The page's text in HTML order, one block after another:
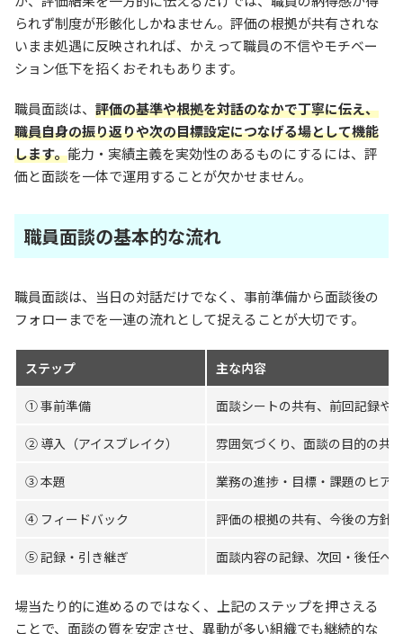
られず制度が形骸化しかねません。評価の根拠が共有されな
いまま処遇に反映されれば、かえって職員の不信やモチベー
ション低下を招くおそれもあります。
職員面談は、 評価の基準や根拠を対話のなかで丁寧に伝え、
職員自身の振り返りや次の目標設定につなげる場として機能
します。能力・実績主義を実効性のあるものにするには、評
価と面談を一体で運用することが欠かせません。
職員面談の基本的な流れ
職員面談は、当日の対話だけでなく、事前準備から面談後の
フォローまでを一連の流れとして捉えることが大切です。
ステップ 主な内容
① 事前準備 面談シートの共有、前回記録や
② 導入（アイスブレイク） 雰囲気づくり、面談の目的の共有
③ 本題 業務の進捗・目標・課題のヒア
④ フィードバック 評価の根拠の共有、今後の方針
⑤ 記録・引き継ぎ 面談内容の記録、次回・後任へ
場当たり的に進めるのではなく、上記のステップを押さえる
ことで、面談の質を安定させ、異動が多い組織でも継続的な